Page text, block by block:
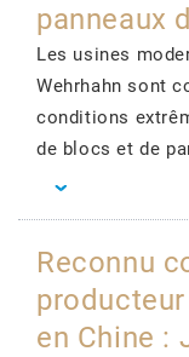
panneaux
Les usines
Wehrhahn sont
conditions
de blocs et de
Reconnu
en Chine :